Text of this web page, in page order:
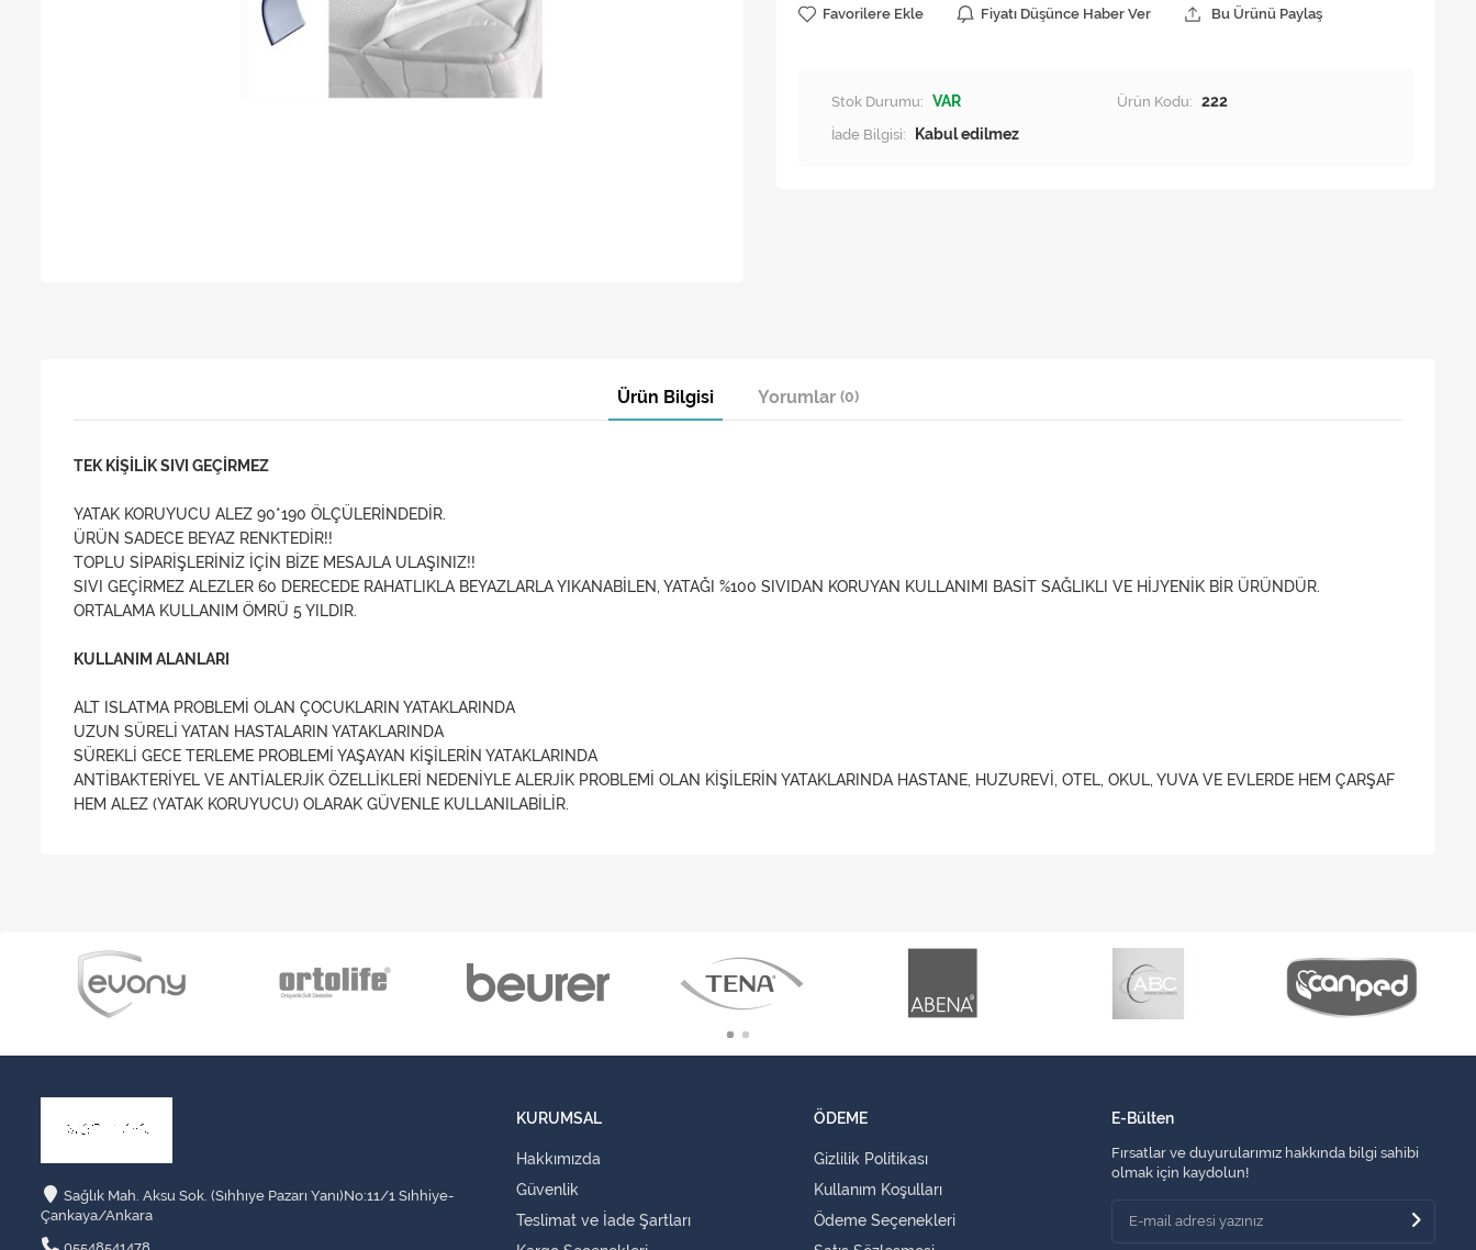
Favorilere Ekle Fiyatı Düşünce Haber Ver Bu Ürünü Paylaş
Stok Durumu: VAR Ürün Kodu: 222
İade Bilgisi:
Ürün Bilgisi Yorumlar (0)
TEK KİŞİLİK SIVI GEÇİRMEZ
YATAK KORUYUCU ALEZ 90*190 ÖLÇÜLERİNDEDİR.
ÜRÜN SADECE BEYAZ RENKTEDİR!!
TOPLU SİPARİŞLERİNİZ İÇİN BİZE MESAJLA ULAŞINIZ!!
SIVI GEÇİRMEZ ALEZLER 60 DERECEDE RAHATLIKLA BEYAZLARLA YIKANABİLEN, YATAĞI %100 SIVIDAN KORUYAN KULLANIMI BASİT SAĞLIKLI VE HİJYENİK BİR ÜRÜNDÜR.
ORTALAMA KULLANIM ÖMRÜ 5 YILDIR.
KULLANIM ALANLARI
ALT ISLATMA PROBLEMİ OLAN ÇOCUKLARIN YATAKLARINDA
UZUN SÜRELİ YATAN HASTALARIN YATAKLARINDA
SÜREKLİ GECE TERLEME PROBLEMİ YAŞAYAN KİŞİLERİN YATAKLARINDA
ANTİBAKTERİYEL VE ANTİALERJİK ÖZELLİKLERİ NEDENİYLE ALERJİK PROBLEMİ OLAN KİŞİLERİN YATAKLARINDA HASTANE, HUZUREVİ, OTEL, OKUL, YUVA VE EVLERDE HEM ÇARŞAF
HEM ALEZ (YATAK KORUYUCU) OLARAK GÜVENLE KULLANILABİLİR.
Sağlık Mah. Aksu Sok. (Sıhhıye Pazarı Yanı)No:11/1 Sıhhiye-
Çankaya/Ankara
E-Bülten
Fırsatlar ve duyurularımız hakkında bilgi sahibi
olmak için kaydolun!
KURUMSAL
Hakkımızda
Güvenlik
Teslimat ve İade Şartları
ÖDEME
Gizlilik Politikası
Kullanım Koşulları
Ödeme Seçenekleri